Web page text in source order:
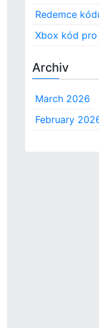
oRedemce
Xbox kód
Archiv
March 2026
February